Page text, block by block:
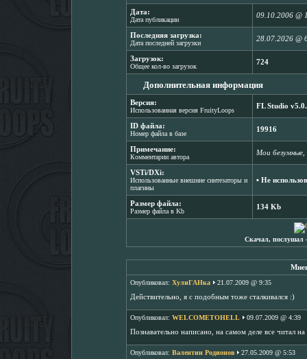
Дата:
Дата публикации
09.10.2006 @
Последняя загрузка:
Дата последней загрузки
28.07.2026 @
Загрузок:
Общее кол-во загрузок
724
Дополнительная информация
Версия:
Использованная версия FruityLoops
FL Studio
ID файла:
Номер файла в базе
19916
Примечание:
Комментарии автора
Мои безумные,
VSTi/DXi:
Использованные внешние синтезаторы и
плагины
▪ Не
Размер файла:
Размер файла в Kb
134 Kb
Скачал, послушал
Опубликовал: XyлиГAHкa
21.07.2009 @ 9:35
Действительно, я с подобным тоже сталкивался :)
Опубликовал: WELCOMETOHELL
09.07.2009 @ 4:39
Познавательно написано, на самом деле все читал
Опубликовал: Валентин Родионов
27.05.2009 @ 5:53